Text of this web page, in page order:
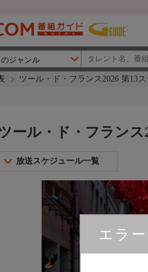
ツール・ド・フランス2026 第13
エラー
ール・ド・フランス
放送スケジュール一覧